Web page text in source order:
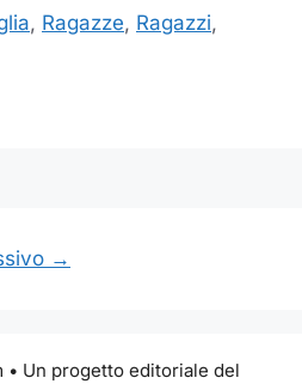
, Ragazze, Ragazzi,
→
Un progetto editoriale del